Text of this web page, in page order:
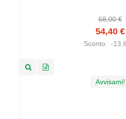
68,00 €
54,40 €
Sconto: -
Avvisami!